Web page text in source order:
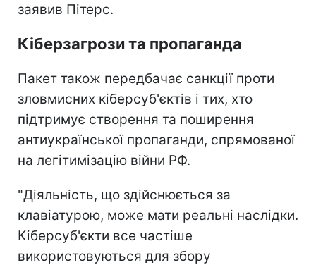
заявив Пітерс.
Кіберзагрози та пропаганда
Пакет також передбачає санкції проти
зловмисних кіберсуб'єктів і тих, хто
підтримує створення та поширення
антиукраїнської пропаганди, спрямованої
на легітимізацію війни РФ.
"Діяльність, що здійснюється за
клавіатурою, може мати реальні наслідки.
Кіберсуб'єкти все частіше
використовуються для збору